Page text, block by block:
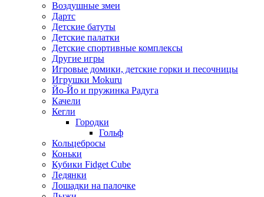
Воздушные змеи
Дартс
Детские батуты
Детские палатки
Детские спортивные комплексы
Другие игры
Игровые домики, детские горки и песочницы
Игрушки Mokuru
Йо-Йо и пружинка Радуга
Качели
Кегли
Городки
Гольф
Кольцебросы
Коньки
Кубики Fidget Cube
Ледянки
Лошадки на палочке